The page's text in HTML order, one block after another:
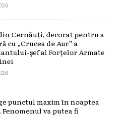
Cernăuți, decorat pentru a
cu „Crucea de Aur” a
șef al Forțelor Armate
punctul maxim în noaptea
Fenomenul va putea fi